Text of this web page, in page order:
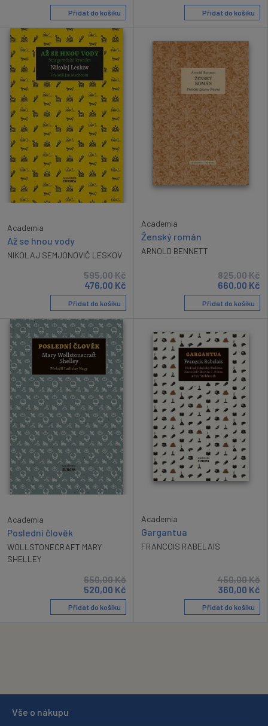
Přidat do košíku Přidat do košíku
Academia
Až se hnou vody
NIKOLAJ SEMJONOVIČ LESKOV
595,00Kč
476,00 Kč
Přidat do košíku
Academia
Ženský román
ARNOLD BENNETT
825,00Kč
660,00 Kč
Přidat do košíku
Academia
Poslední člověk
WOLLSTONECRAFT MARY
SHELLEY
650,00Kč
520,00 Kč
Přidat do košíku
Academia
Gargantua
FRANCOIS RABELAIS
450,00Kč
360,00 Kč
Přidat do košíku
Vše o nákupu